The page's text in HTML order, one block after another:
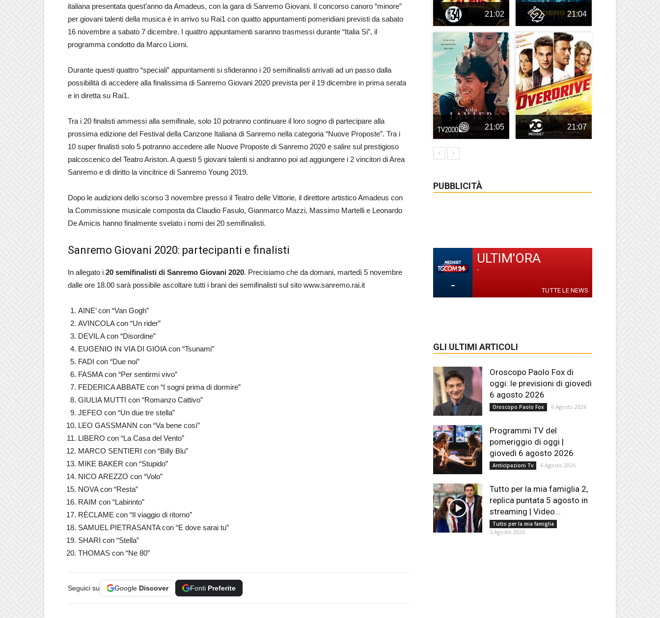
italiana presentata quest’anno da Amadeus, con la gara di Sanremo Giovani. Il concorso canoro “minore”
per giovani talenti della musica è in arrivo su Rai1 con quatto appuntamenti pomeridiani previsti da sabato
16 novembre a sabato 7 dicembre. I quattro appuntamenti saranno trasmessi durante “Italia Si”, il
programma condotto da Marco Liorni.
Durante questi quattro “speciali” appuntamenti si sfideranno i 20 semifinalisti arrivati ad un passo dalla
possibilità di accedere alla finalissima di Sanremo Giovani 2020 prevista per il 19 dicembre in prima serata
e in diretta su Rai1.
Tra i 20 finalisti ammessi alla semifinale, solo 10 potranno continuare il loro sogno di partecipare alla
prossima edizione del Festival della Canzone Italiana di Sanremo nella categoria “Nuove Proposte”. Tra i
10 super finalisti solo 5 potranno accedere alle Nuove Proposte di Sanremo 2020 e salire sul prestigioso
palcoscenico del Teatro Ariston. A questi 5 giovani talenti si andranno poi ad aggiungere i 2 vincitori di Area
Sanremo e di diritto la vincitrice di Sanremo Young 2019.
Dopo le audizioni dello scorso 3 novembre presso il Teatro delle Vittorie, il direttore artistico Amadeus con
la Commissione musicale composta da Claudio Fasulo, Gianmarco Mazzi, Massimo Martelli e Leonardo
De Amicis hanno finalmente svelato i nomi dei 20 semifinalisti.
Sanremo Giovani 2020: partecipanti e finalisti
In allegato i 20 semifinalisti di Sanremo Giovani 2020. Precisiamo che da domani, martedì 5 novembre
dalle ore 18.00 sarà possibile ascoltare tutti i brani dei semifinalisti sul sito www.sanremo.rai.it
AINE’ con “Van Gogh”
AVINCOLA con “Un rider”
DEVIL A con “Disordine”
EUGENIO IN VIA DI GIOIA con “Tsunami”
FADI con “Due noi”
FASMA con “Per sentirmi vivo”
FEDERICA ABBATE con “I sogni prima di dormire”
GIULIA MUTTI con “Romanzo Cattivo”
JEFEO con “Un due tre stella”
LEO GASSMANN con “Va bene così”
LIBERO con “La Casa del Vento”
MARCO SENTIERI con “Billy Blu”
MIKE BAKER con “Stupido”
NICO AREZZO con “Volo”
NOVA con “Resta”
RAIM con “Labirinto”
RÈCLAME con “Il viaggio di ritorno”
SAMUEL PIETRASANTA con “E dove sarai tu”
SHARI con “Stella”
THOMAS con “Ne 80”
Seguici su Google Discover Fonti Preferite
21:02 21:04
21:05 21:07
PUBBLICITÀ
-
ULTIM'ORA
-
TUTTE LE NEWS
GLI ULTIMI ARTICOLI
Oroscopo Paolo Fox di
oggi: le previsioni di giovedì
6 agosto 2026
Oroscopo Paolo Fox 6 Agosto 2026
Programmi TV del
pomeriggio di oggi |
giovedì 6 agosto 2026
Anticipazioni Tv 6 Agosto 2026
Tutto per la mia famiglia 2,
replica puntata 5 agosto in
streaming | Video...
Tutto per la mia famiglia
5 Agosto 2026